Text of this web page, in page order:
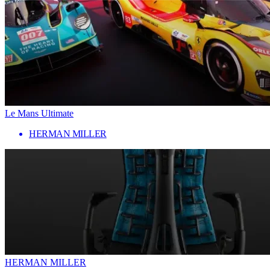
Le Mans Ultimate
HERMAN MILLER
HERMAN MILLER